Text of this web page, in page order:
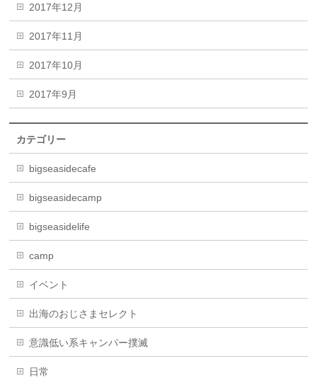
2017年12月
2017年11月
2017年10月
2017年9月
カテゴリー
bigseasidecafe
bigseasidecamp
bigseasidelife
camp
イベント
出海のおじさまセレクト
意識低い系キャンパー撲滅
日常